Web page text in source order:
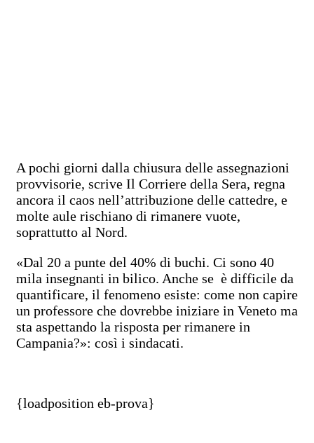
A pochi giorni dalla chiusura delle assegnazioni
provvisorie, scrive Il Corriere della Sera, regna
ancora il caos nell’attribuzione delle cattedre, e
molte aule rischiano di rimanere vuote,
soprattutto al Nord.
«Dal 20 a punte del 40% di buchi. Ci sono 40
mila insegnanti in bilico. Anche se è difficile da
quantificare, il fenomeno esiste: come non capire
un professore che dovrebbe iniziare in Veneto ma
sta aspettando la risposta per rimanere in
Campania?»: così i sindacati.
{loadposition eb-prova}